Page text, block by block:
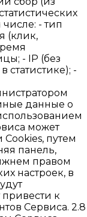
- тип
(клик,
- IP (без
статистике); -
данные о
может
путем
панель,
правом
настроек, в
к
Сервиса. 2.8